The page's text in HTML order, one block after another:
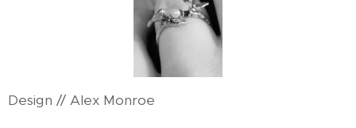
Design // Alex Monroe